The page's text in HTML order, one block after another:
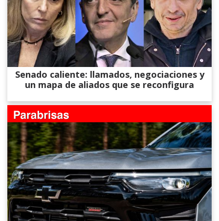
Senado caliente: llamados, negociaciones y
un mapa de aliados que se reconfigura